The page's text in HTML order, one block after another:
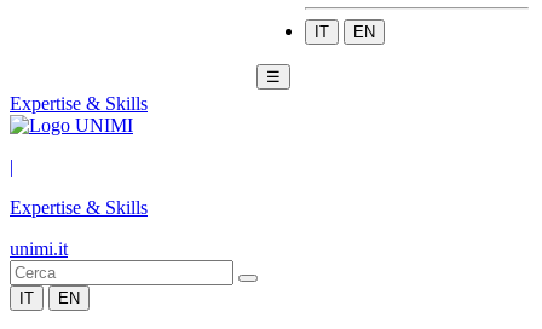
IT EN
☰
Expertise & Skills
|
Expertise & Skills
unimi.it
IT EN